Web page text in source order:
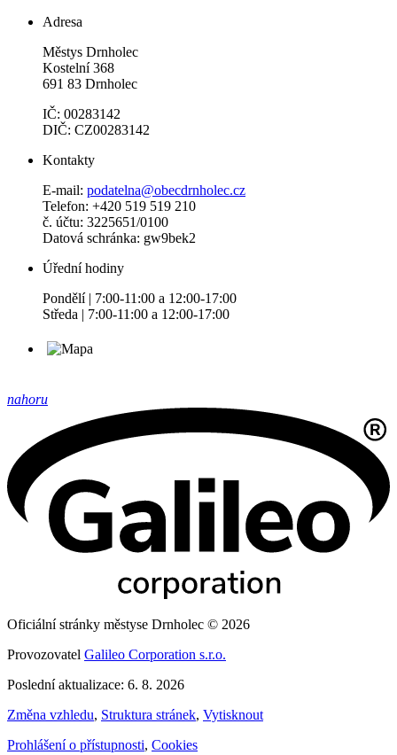
Adresa
Městys Drnholec
Kostelní 368
691 83 Drnholec
IČ: 00283142
DIČ: CZ00283142
Kontakty
E-mail: podatelna@obecdrnholec.cz
Telefon: +420 519 519 210
č. účtu: 3225651/0100
Datová schránka: gw9bek2
Úřední hodiny
Pondělí | 7:00-11:00 a 12:00-17:00
Středa | 7:00-11:00 a 12:00-17:00
nahoru
Oficiální stránky městyse Drnholec © 2026
Provozovatel Galileo Corporation s.r.o.
Poslední aktualizace: 6. 8. 2026
Změna vzhledu, Struktura stránek, Vytisknout
Prohlášení o přístupnosti, Cookies